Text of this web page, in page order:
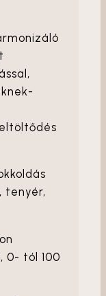
tenyér,
0- tól 100